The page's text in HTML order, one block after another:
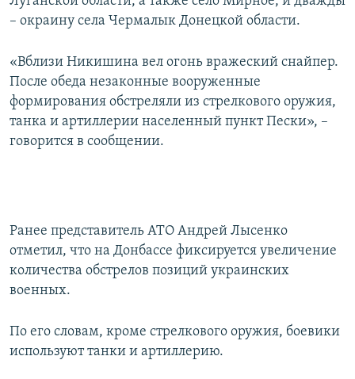
УКРАИНСКАЯ ПРОБЛЕМА КРЫМА
– окраину села Чермалык Донецкой области.
«Вблизи Никишина вел огонь вражеский снайпер.
После обеда незаконные вооруженные
формирования обстреляли из стрелкового оружия,
танка и артиллерии населенный пункт Пески», –
говорится в сообщении.
Ранее представитель АТО Андрей Лысенко
отметил, что на Донбассе фиксируется увеличение
количества обстрелов позиций украинских
военных.
По его словам, кроме стрелкового оружия, боевики
используют танки и артиллерию.